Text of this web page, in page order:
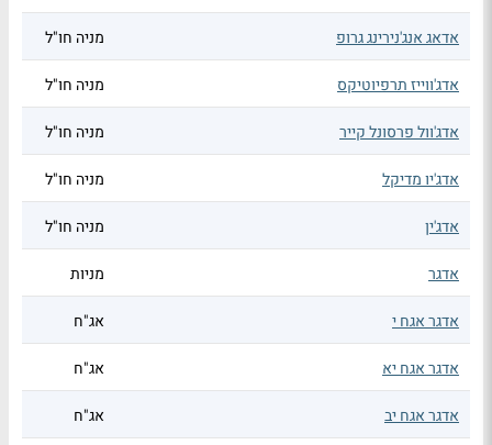
אדאג אנג'נירינג גרופ מניה חו"ל
אדג'ווייז תרפיוטיקס מניה חו"ל
אדג'וול פרסונל קייר מניה חו"ל
אדג'יו מדיקל מניה חו"ל
אדג'ין מניה חו"ל
אדגר מניות
אדגר אגח י אג"ח
אדגר אגח יא אג"ח
אדגר אגח יב אג"ח